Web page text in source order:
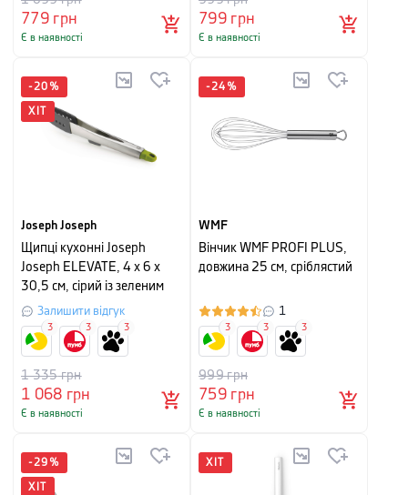
779грн
Є в наявності
799грн
Є в наявності
-20 %
ХІТ
Joseph Joseph
Щипці кухонні Joseph
Joseph ELEVATE, 4 x 6 x
30,5 см, сірий із зеленим
Залишити відгук
1 068 грн
1 335грн
Є в наявності
3 3 3
-24 %
WMF
Вінчик WMF PROFI PLUS,
довжина 25 см, сріблястий
1
759грн
999грн
Є в наявності
3 3 3
-29 %
ХІТ
ХІТ